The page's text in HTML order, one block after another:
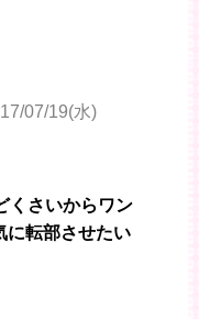
07/19(水)
くさいからワン
に転部させたい